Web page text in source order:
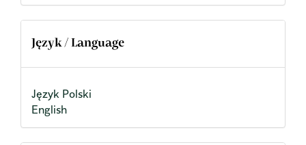
Język / Language
Język Polski
English